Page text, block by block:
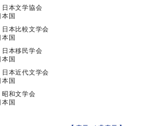
日本文学協会
本国
日本比較文学会
本国
日本移民学会
本国
日本近代文学会
本国
昭和文学会
本国